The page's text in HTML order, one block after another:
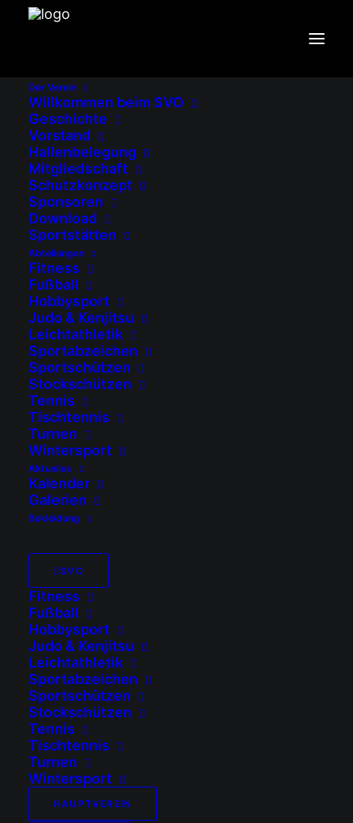
Der Verein
Willkommen beim SVO
Geschichte
Vorstand
Hallenbelegung
Mitgliedschaft
Schutzkonzept
Sponsoren
Download
Sportstätten
Abteilungen
Fitness
Fußball
Hobbysport
Judo & Kenjitsu
Leichtathletik
Sportabzeichen
Sportschützen
Stockschützen
Tennis
Tischtennis
Turnen
Wintersport
Aktuelles
Kalender
Galerien
Bekleidung
SVO
Fitness
Fußball
Hobbysport
Judo & Kenjitsu
Leichtathletik
Sportabzeichen
Sportschützen
Stockschützen
Tennis
Tischtennis
Turnen
Wintersport
HAUPTVEREIN
Wolfgang Belte
trainer.c1@tsv-assling.de
0176 20332933
Haftungsausschluss (Disclaimer)
SV Ostermünchen e.V.
Berg 30, 83104 Tuntenhausen
MITGLIED WERDEN